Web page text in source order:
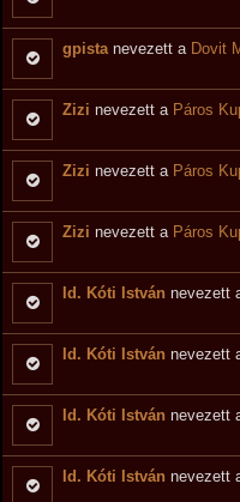
gpistanevezett a Dovit
Zizi nevezett a Páros
Zizi nevezett a Páros
Zizi nevezett a Páros
Id. Kóti István nevezett
Id. Kóti István nevezett
Id. Kóti István nevezett
Id. Kóti István nevezett